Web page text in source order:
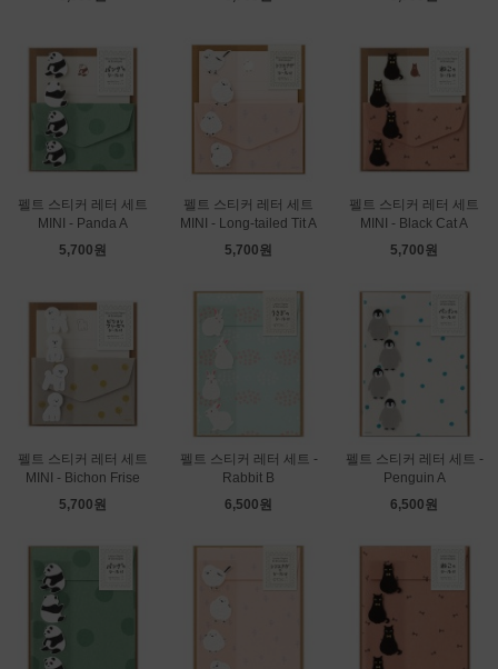
펠트 스티커 레터 세트
MINI - Panda A
5,700원
펠트 스티커 레터 세트
MINI - Long-tailed Tit A
5,700원
펠트 스티커 레터 세트
MINI - Black Cat A
5,700원
펠트 스티커 레터 세트
MINI - Bichon Frise
5,700원
펠트 스티커 레터 세트 -
Rabbit B
6,500원
펠트 스티커 레터 세트 -
Penguin A
6,500원